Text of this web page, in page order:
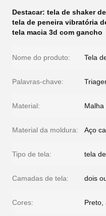
Destacar: tela de shaker
tela de peneira vibratória
tela macia 3d com gancho
Nome do produto: Tela
Palavras-chave:
Material: Malha
Material da moldura: Aço
Tipo de tela: tela
Camadas de tela: dois
Cores: Preto,